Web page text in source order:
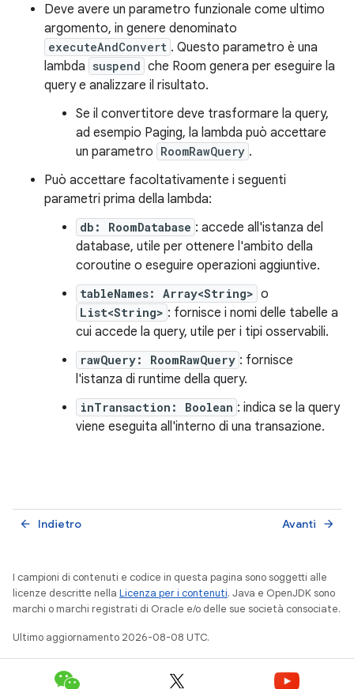
Deve avere un parametro funzionale come ultimo
argomento, in genere denominato
executeAndConvert . Questo parametro è una
lambda suspend che Room genera per eseguire la
query e analizzare il risultato.
Se il convertitore deve trasformare la query,
ad esempio Paging, la lambda può accettare
un parametro RoomRawQuery .
Può accettare facoltativamente i seguenti
parametri prima della lambda:
db: RoomDatabase : accede all'istanza del
database, utile per ottenere l'ambito della
coroutine o eseguire operazioni aggiuntive.
tableNames: Array<String> o
List<String> : fornisce i nomi delle tabelle a
cui accede la query, utile per i tipi osservabili.
rawQuery: RoomRawQuery : fornisce
l'istanza di runtime della query.
inTransaction: Boolean : indica se la query
viene eseguita all'interno di una transazione.
Indietro
arrow_back Avanti arrow_forward
I campioni di contenuti e codice in questa pagina sono soggetti alle
licenze descritte nella Licenza per i contenuti. Java e OpenJDK sono
marchi o marchi registrati di Oracle e/o delle sue società consociate.
Ultimo aggiornamento 2026-08-08 UTC.